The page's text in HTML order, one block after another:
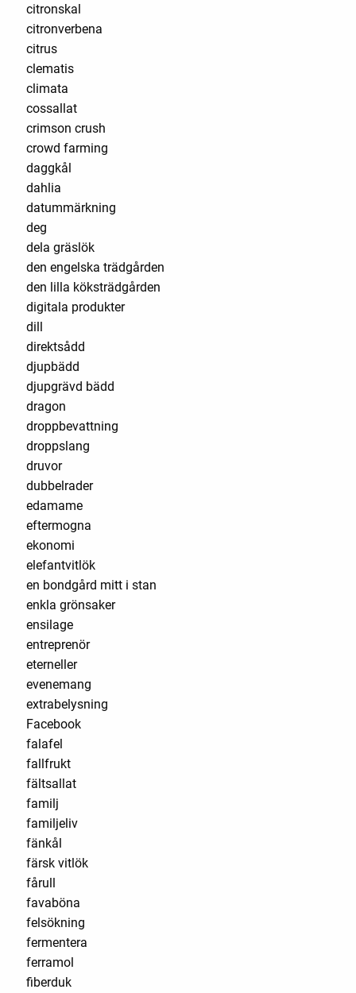
citronskal
citronverbena
citrus
clematis
climata
cossallat
crimson crush
crowd farming
daggkål
dahlia
datummärkning
deg
dela gräslök
den engelska trädgården
den lilla köksträdgården
digitala produkter
dill
direktsådd
djupbädd
djupgrävd bädd
dragon
droppbevattning
droppslang
druvor
dubbelrader
edamame
eftermogna
ekonomi
elefantvitlök
en bondgård mitt i stan
enkla grönsaker
ensilage
entreprenör
eterneller
evenemang
extrabelysning
Facebook
falafel
fallfrukt
fältsallat
familj
familjeliv
fänkål
färsk vitlök
fårull
favaböna
felsökning
fermentera
ferramol
fiberduk